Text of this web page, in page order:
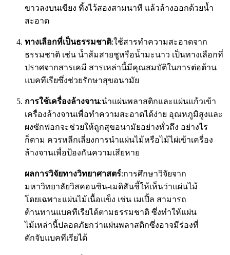
ขาวลงบนเขียง ทิ้งไว้สองสามนาที แล้วล้างออกด้วยน้ำ
สะอาด
ทางเลือกที่เป็นธรรมชาติ:ใช้สารทำความสะอาดจาก
ธรรมชาติ เช่น น้ำส้มสายชูหรือน้ำมะนาว เป็นทางเลือกที่
ปราศจากสารเคมี สารเหล่านี้มีคุณสมบัติในการต่อต้าน
แบคทีเรียซึ่งช่วยรักษาสุขอนามัย
การใช้เครื่องล้างจาน:นำแผ่นพลาสติกและแผ่นแก้วเข้า
เครื่องล้างจานเพื่อทำความสะอาดได้ง่าย อุณหภูมิสูงและ
ผงซักฟอกจะช่วยให้ถูกสุขอนามัยอย่างทั่วถึง อย่างไร
ก็ตาม ควรหลีกเลี่ยงการนำแผ่นไม้หรือไม้ไผ่เข้าเครื่อง
ล้างจานเพื่อป้องกันความเสียหาย
ผลการวิจัยทางวิทยาศาสตร์:การศึกษาวิจัยจาก
มหาวิทยาลัยวิสคอนซิน-เมดิสันชี้ให้เห็นว่าแผ่นไม้
โดยเฉพาะแผ่นไม้เนื้อแข็ง เช่น เมเปิ้ล สามารถ
ต้านทานแบคทีเรียได้ตามธรรมชาติ ซึ่งทำให้แผ่น
ไม้เหล่านี้ปลอดภัยกว่าแผ่นพลาสติกซึ่งอาจมีร่องที่
ดักจับแบคทีเรียได้